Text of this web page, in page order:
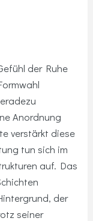
der Ruhe
Anordnung
verstärkt diese
tun sich im
auf. Das
der
seiner